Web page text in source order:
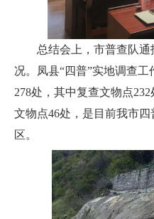
总结会上，市普查队
况。凤县“四普”实地调查
278处，其中复查文物点
文物点46处，是目前我市
区。